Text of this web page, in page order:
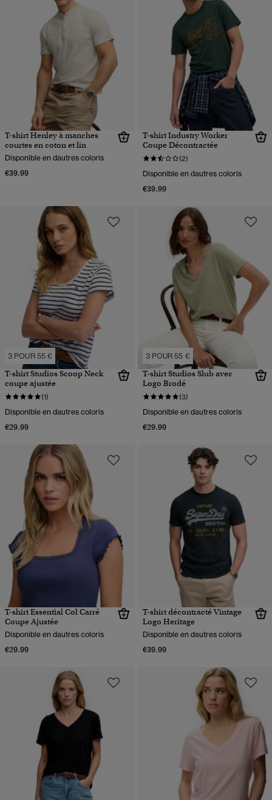
T-shirt Henley à manches
courtes en coton et lin
Disponible en dautres coloris
€39.99
T-shirt Industry Worker
Coupe Décontractée
(2)
Disponible en dautres coloris
€39.99
3 POUR 55 €
T-shirt Studios Scoop Neck
coupe ajustée
(1)
Disponible en dautres coloris
€29.99
3 POUR 55 €
T-shirt Studios Slub avec
Logo Brodé
(3)
Disponible en dautres coloris
€29.99
T-shirt Essential Col Carré
Coupe Ajustée
Disponible en dautres coloris
€29.99
T-shirt décontracté Vintage
Logo Heritage
Disponible en dautres coloris
€39.99